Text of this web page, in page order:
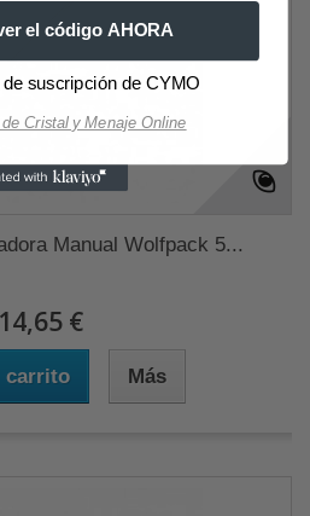
Manual Wolfpack 5...
14,65 €
carrito Más
el código AHORA
suscripción de CYMO
Cristal y Menaje Online